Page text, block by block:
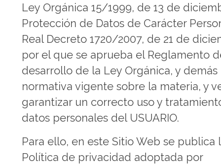
Ley Orgánica 15/1999, de 13 de
Protección de Datos de Carácter
Real Decreto 1720/2007, de 21 de
por el que se aprueba el Reglamento
desarrollo de la Ley Orgánica, y demás
normativa vigente sobre la materia, y
garantizar un correcto uso y
datos personales del USUARIO.
Para ello, en este Sitio Web se publica
Política de privacidad adoptada por